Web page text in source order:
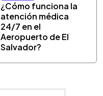
¿Cómo funciona la
atención médica
24/7 en el
Aeropuerto de El
Salvador?